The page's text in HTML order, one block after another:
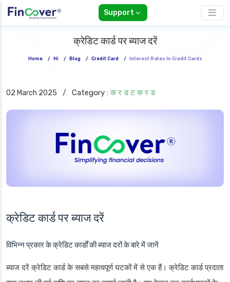
Support
क्रेडिट कार्ड पर ब्याज दरें
Home / Hi / Blog / Credit Card / Interest Rates In Credit Cards
02 March 2025 / Category :क र ड ट क र ड
क्रेडिट कार्ड पर ब्याज दरें
विभिन्न प्रकार के क्रेडिट कार्डों की ब्याज दरों के बारे में जानें
ब्याज दरें क्रेडिट कार्ड के सबसे महत्वपूर्ण घटकों में से एक हैं। क्रेडिट कार्ड प्रदाता